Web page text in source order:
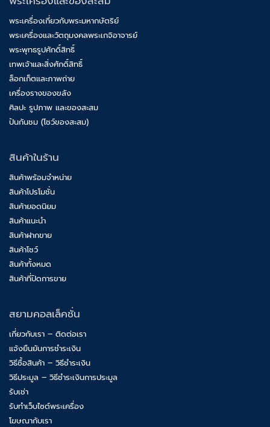
พระเครื่องเกี่ยวกับพระมหากษัตริย์
พระเครื่องและวัตถุมงคลพระเกจิอาจารย์
พระพุทธรูปศักดิ์สิทธิ์
เทพเจ้าและสิ่งศักดิ์สิทธิ์
ล็อกเก็ตและภาพถ่าย
เครื่องรางของขลัง
ศิลปะ รูปภาพ และของสะสม
ปันกันชม (โชว์ของสะสม)
สินค้าในร้าน
สินค้าพร้อมจำหน่าย
สินค้าโปรโมชั่น
สินค้ายอดนิยม
สินค้าแนะนำ
สินค้าฝากขาย
สินค้าโชว์
สินค้าทั้งหมด
สินค้าที่ปิดการขาย
สยามคอลเล็คชั่น
เกี่ยวกับเรา – ติดต่อเรา
แจ้งยืนยันการชำระเงิน
วิธีซื้อสินค้า – วิธีชำระเงิน
วิธีประมูล – วิธีชำระเงินการประมูล
รับเช่า
รับทำเว็บไซต์พระเครื่อง
โฆษณากับเรา